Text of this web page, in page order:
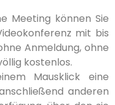
Meeting können Sie
mit bis
Anmeldung, ohne
kostenlos.
Mausklick eine
anderen